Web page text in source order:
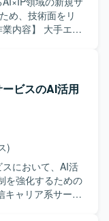
め、技術面をリ
す。 コンサルテ
内容を踏まえ、
の検討を行い、
ービスやAIプロ
実装推進までを
していただきま
ーム、開発メン
の論点整理や意
ービスとして形
ービスのAI活用
)
スにおいて、AI活
を強化するための